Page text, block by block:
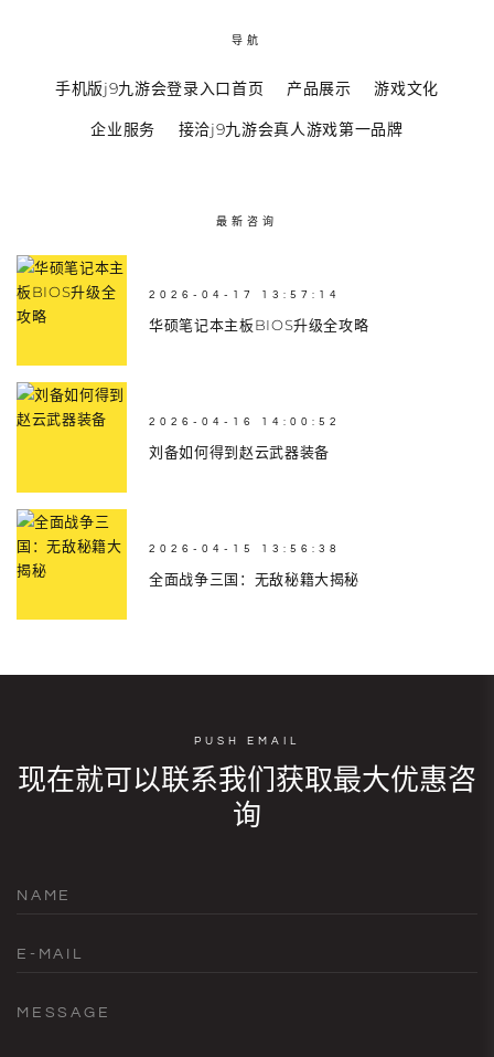
导航
手机版j9九游会登录入口首页 产品展示 游戏文化
企业服务 接洽j9九游会真人游戏第一品牌
最新咨询
2026-04-17 13:57:14
华硕笔记本主板BIOS升级全攻略
2026-04-16 14:00:52
刘备如何得到赵云武器装备
2026-04-15 13:56:38
全面战争三国：无敌秘籍大揭秘
PUSH EMAIL
现在就可以联系我们获取最大优惠咨
询
NAME
E-MAIL
MESSAGE